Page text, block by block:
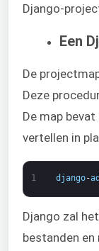
Django-
Een
De
Deze
De map
vertellen in
1 django-
Django zal
bestanden